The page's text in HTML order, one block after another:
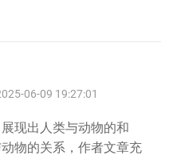
06-09 19:27:01
现出人类与动物的和
物的关系，作者文章充